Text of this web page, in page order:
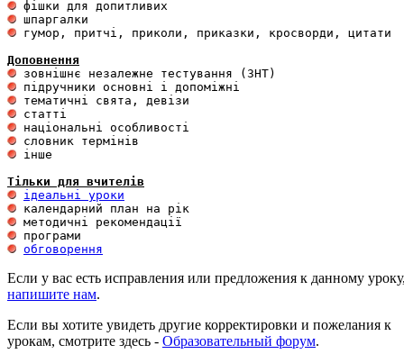
гумор, притчі, приколи, приказки, кросворди, цитати
Доповнення
інше
Тільки для вчителів
ідеальні уроки
обговорення
Если у вас есть исправления или предложения к данному
напишите нам.
Если вы хотите увидеть другие корректировки и пожелания к
урокам, смотрите здесь - Образовательный форум.